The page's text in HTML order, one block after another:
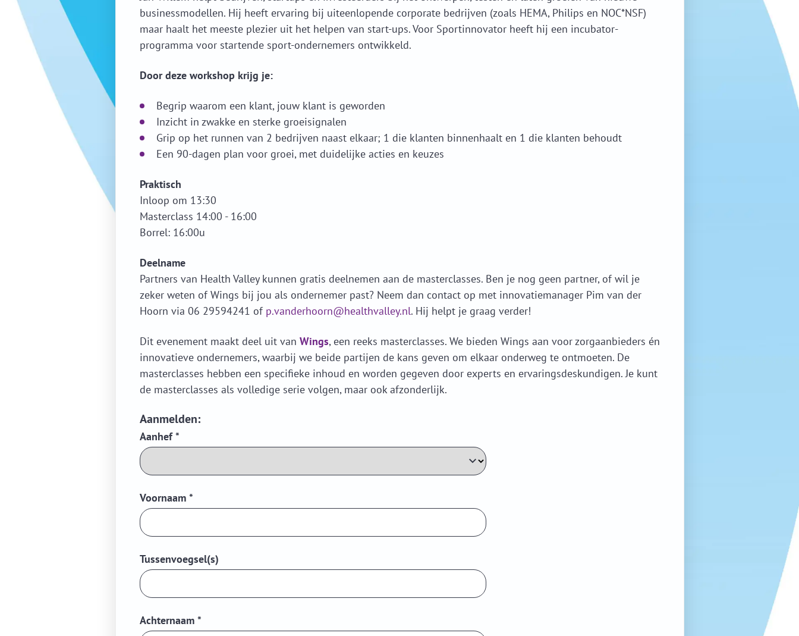
businessmodellen. Hij heeft ervaring bij uiteenlopende corporate bedrijven (zoals HEMA, Philips en NOC*NSF)
maar haalt het meeste plezier uit het helpen van start-ups. Voor Sportinnovator heeft hij een incubator-
programma voor startende sport-ondernemers ontwikkeld.
Door deze workshop krijg je:
Begrip waarom een klant, jouw klant is geworden
Inzicht in zwakke en sterke groeisignalen
Grip op het runnen van 2 bedrijven naast elkaar; 1 die klanten binnenhaalt en 1 die klanten behoudt
Een 90-dagen plan voor groei, met duidelijke acties en keuzes
Praktisch
Inloop om 13:30
Masterclass 14:00 - 16:00
Borrel: 16:00u
Deelname
Partners van Health Valley kunnen gratis deelnemen aan de masterclasses. Ben je nog geen partner, of wil je
zeker weten of Wings bij jou als ondernemer past? Neem dan contact op met innovatiemanager Pim van der
Hoorn via 06 29594241 of p.vanderhoorn@healthvalley.nl. Hij helpt je graag verder!
Dit evenement maakt deel uit van Wings, een reeks masterclasses. We bieden Wings aan voor zorgaanbieders én
innovatieve ondernemers, waarbij we beide partijen de kans geven om elkaar onderweg te ontmoeten. De
masterclasses hebben een specifieke inhoud en worden gegeven door experts en ervaringsdeskundigen. Je kunt
de masterclasses als volledige serie volgen, maar ook afzonderlijk.
Aanmelden:
Aanhef*
Voornaam *
Tussenvoegsel(s)
Achternaam *